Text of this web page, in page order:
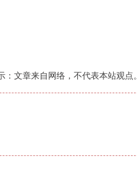
文章来自网络，不代表本站观点。